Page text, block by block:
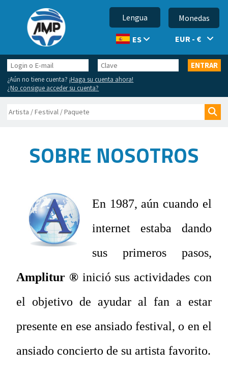
Lengua
ES
Monedas
EUR - €
Login
o
E-
mail
Clave ENTRAR
¿Aún no tiene cuenta?¡Haga su cuenta ahora!
¿No consigue acceder su cuenta?
Buscar
SOBRE NOSOTROS
En 1987, aún cuando el
internet estaba dando
sus primeros pasos,
Amplitur ®inició sus actividades con
el objetivo de ayudar al fan a estar
presente en ese ansiado festival, o en el
ansiado concierto de su artista favorito.